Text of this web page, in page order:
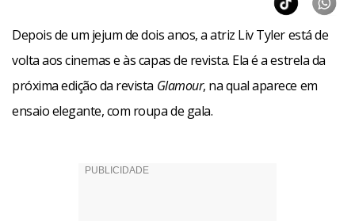
Depois de um jejum de dois anos, a atriz Liv Tyler está de
volta aos cinemas e às capas de revista. Ela é a estrela da
próxima edição da revista Glamour, na qual aparece em
ensaio elegante, com roupa de gala.